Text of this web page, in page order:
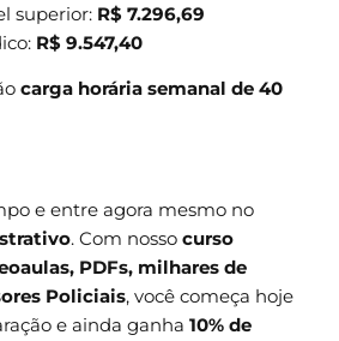
superior: R$ 7.296,69
R$ 9.547,40
carga horária semanal de 40
e entre agora mesmo no
. Com nosso curso
PDFs, milhares de
Policiais, você começa hoje
e ainda ganha 10% de